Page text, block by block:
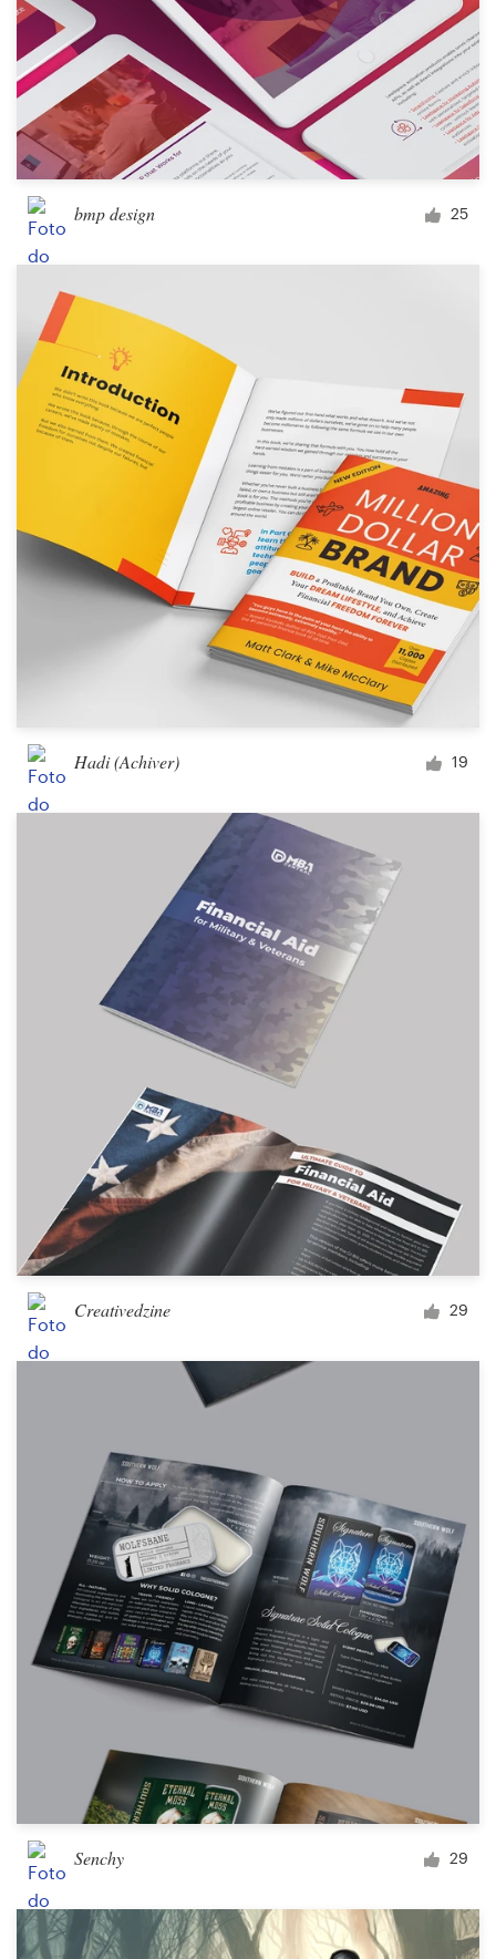
bmp design 25
Hadi (Achiver) 19
Creativedzine 29
Senchy 29